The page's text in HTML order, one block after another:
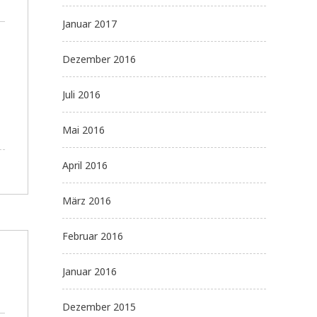
Januar 2017
Dezember 2016
Juli 2016
Mai 2016
April 2016
März 2016
Februar 2016
Januar 2016
Dezember 2015